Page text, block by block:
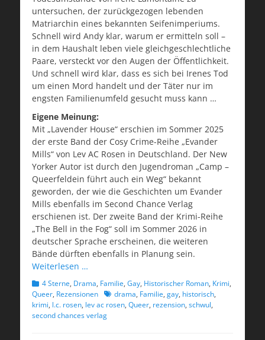
untersuchen, der zurückgezogen lebenden
Matriarchin eines bekannten Seifenimperiums.
Schnell wird Andy klar, warum er ermitteln soll –
in dem Haushalt leben viele gleichgeschlechtliche
Paare, versteckt vor den Augen der Öffentlichkeit.
Und schnell wird klar, dass es sich bei Irenes Tod
um einen Mord handelt und der Täter nur im
engsten Familienumfeld gesucht muss kann …
Eigene Meinung:
Mit „Lavender House“ erschien im Sommer 2025
der erste Band der Cosy Crime-Reihe „Evander
Mills“ von Lev AC Rosen in Deutschland. Der New
Yorker Autor ist durch den Jugendroman „Camp –
Queerfeldein führt auch ein Weg“ bekannt
geworden, der wie die Geschichten um Evander
Mills ebenfalls im Second Chance Verlag
erschienen ist. Der zweite Band der Krimi-Reihe
„The Bell in the Fog“ soll im Sommer 2026 in
deutscher Sprache erscheinen, die weiteren
Bände dürften ebenfalls in Planung sein.
Weiterlesen …
Kategorien
4 Sterne, Drama, Familie, Gay, Historischer Roman, Krimi,
Queer, Rezensionen Schlagworte
drama, Familie, gay, historisch,
krimi, l.c. rosen, lev ac rosen, Queer, rezension, schwul,
second chances verlag